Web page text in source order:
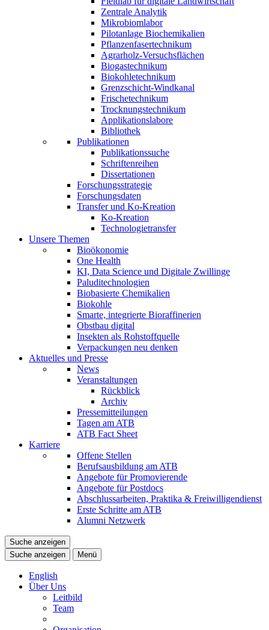
Zentrale Analytik
Mikrobiomlabor
Pilotanlage Biochemikalien
Pflanzenfasertechnikum
Agrarholz-Versuchsflächen
Biogastechnikum
Biokohletechnikum
Grenzschicht-Windkanal
Frischetechnikum
Trocknungstechnikum
Applikationslabore
Bibliothek
Publikationen
Publikationssuche
Schriftenreihen
Dissertationen
Forschungsstrategie
Forschungsdaten
Transfer und Ko-Kreation
Ko-Kreation
Technologietransfer
Unsere Themen
Bioökonomie
One Health
KI, Data Science und Digitale Zwillinge
Paluditechnologien
Biobasierte Chemikalien
Biokohle
Smarte, integrierte Bioraffinerien
Obstbau digital
Insekten als Rohstoffquelle
Verpackungen neu denken
Aktuelles und Presse
News
Veranstaltungen
Rückblick
Archiv
Pressemitteilungen
Tagen am ATB
ATB Fact Sheet
Karriere
Offene Stellen
Berufsausbildung am ATB
Angebote für Promovierende
Angebote für Postdocs
Abschlussarbeiten, Praktika & Freiwilligendienst
Erste Schritte am ATB
Alumni Netzwerk
Suche anzeigen
Suche anzeigen
Menü
English
Über Uns
Leitbild
Team